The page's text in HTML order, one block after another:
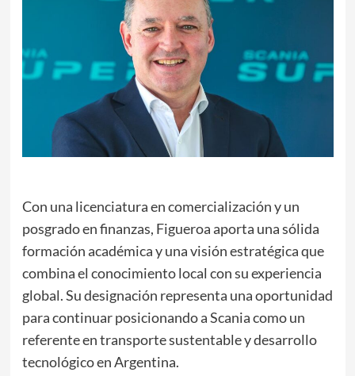
Con una licenciatura en comercialización y un
posgrado en finanzas, Figueroa aporta una sólida
formación académica y una visión estratégica que
combina el conocimiento local con su experiencia
global. Su designación representa una oportunidad
para continuar posicionando a Scania como un
referente en transporte sustentable y desarrollo
tecnológico en Argentina.